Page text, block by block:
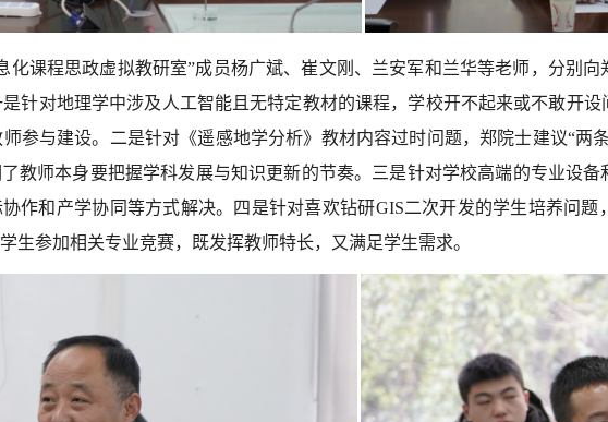
化课程思政虚拟教研室”成员杨广斌、崔文刚、兰安军和兰华等老师，分别
针对地理学中涉及人工智能且无特定教材的课程，学校开不起来或不敢开
参与建设。二是针对《遥感地学分析》教材内容过时问题，郑院士建议“两
教师本身要把握学科发展与知识更新的节奏。三是针对学校高端的专业设
作和产学协同等方式解决。四是针对喜欢钻研GIS二次开发的学生培养问
生参加相关专业竞赛，既发挥教师特长，又满足学生需求。